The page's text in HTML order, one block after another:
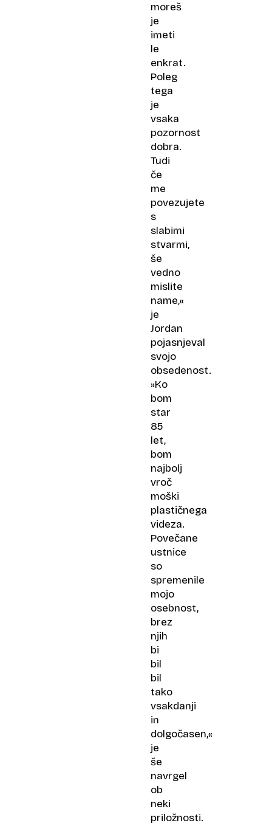
moreš
je
imeti
le
enkrat.
Poleg
tega
je
vsaka
pozornost
dobra.
Tudi
če
me
povezujete
s
slabimi
stvarmi,
še
vedno
mislite
name,«
je
Jordan
pojasnjeval
svojo
obsedenost.
»Ko
bom
star
85
let,
bom
najbolj
vroč
moški
plastičnega
videza.
Povečane
ustnice
so
spremenile
mojo
osebnost,
brez
njih
bi
bil
bil
tako
vsakdanji
in
dolgočasen,«
je
še
navrgel
ob
neki
priložnosti.